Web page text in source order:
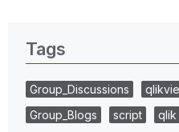
Tags
Group_Discussions
Group_Blogs
script qlik